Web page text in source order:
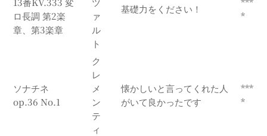
ロ長調 第2楽
章、第3楽章
ァ
ル
ト
基礎力をください！
*
ソナチネ
op.36 No.1
ク
レ
メ
ン
テ
ィ
懐かしいと言ってくれた人
がいて良かったです
***
*